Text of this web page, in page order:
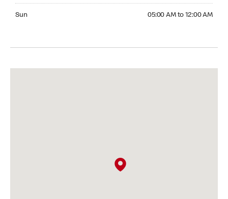
Sun 05:00 AM to 12:00 AM